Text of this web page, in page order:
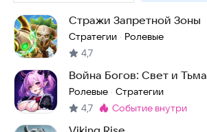
Стражи Запретной Зоны
Стратегии · Ролевые
4,7
Война Богов: Свет и Тьма
Ролевые · Стратегии
4,7 Метка:
событие внутри